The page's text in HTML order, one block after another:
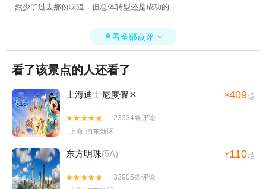
然少了过去那份味道，但总体转型还是成功的
查看全部点评 
看了该景点的人还看了
上海迪士尼度假区 ¥409起


23334条评论
上海·浦东新区
东方明珠(5A) ¥110起


33905条评论